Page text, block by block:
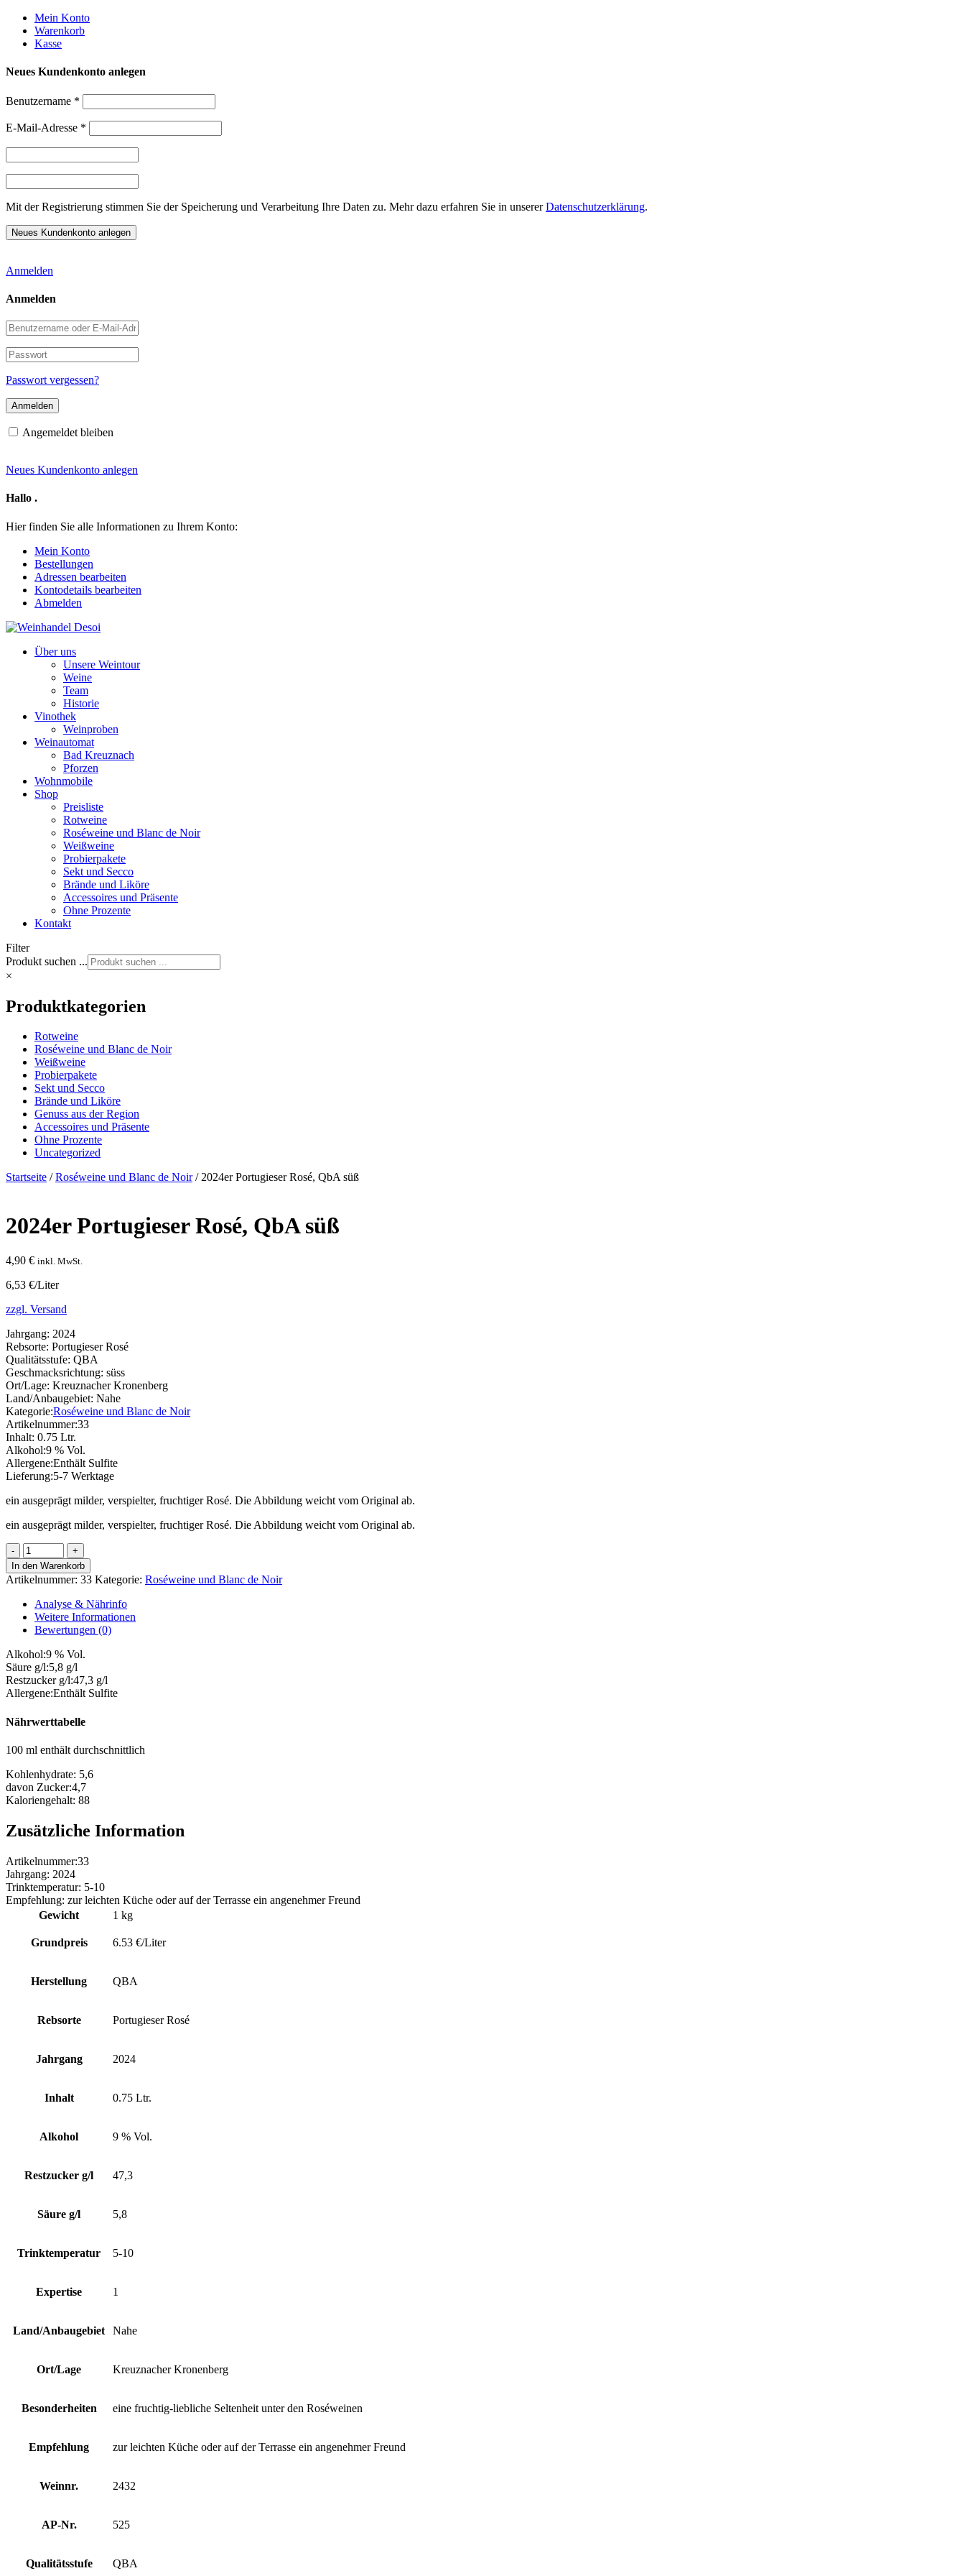
Weiter
zum
Inhalt
Mein Konto
Warenkorb
Kasse
Neues Kundenkonto anlegen
Benutzername *
E-Mail-Adresse *
Mit der Registrierung stimmen Sie der Speicherung und Verarbeitung Ihre Daten zu. Mehr dazu erfahren Sie in unsererDatenschutzerklärung.
Anmelden
Anmelden
Benutzername
oder
E-
Mail-
Adresse
Passwort
Passwort vergessen?
Angemeldet bleiben
Neues Kundenkonto anlegen
Hallo .
Hier finden Sie alle Informationen zu Ihrem Konto:
Mein Konto
Bestellungen
Adressen bearbeiten
Kontodetails bearbeiten
Abmelden
Über uns
Unsere Weintour
Weine
Team
Historie
Vinothek
Weinproben
Weinautomat
Bad Kreuznach
Pforzen
Wohnmobile
Shop
Preisliste
Rotweine
Roséweine und Blanc de Noir
Weißweine
Probierpakete
Sekt und Secco
Brände und Liköre
Accessoires und Präsente
Ohne Prozente
Kontakt
Filter
Produkt suchen ...
×
Produktkategorien
Rotweine
Roséweine und Blanc de Noir
Weißweine
Probierpakete
Sekt und Secco
Brände und Liköre
Genuss aus der Region
Accessoires und Präsente
Ohne Prozente
Uncategorized
Startseite /Roséweine und Blanc de Noir/ 2024er Portugieser Rosé, QbA süß
2024er Portugieser Rosé, QbA süß
4,90 € inkl. MwSt.
6,53 €/Liter
zzgl. Versand
Jahrgang: 2024
Rebsorte: Portugieser Rosé
Qualitätsstufe: QBA
Geschmacksrichtung: süss
Ort/Lage: Kreuznacher Kronenberg
Land/Anbaugebiet: Nahe
Kategorie:Roséweine und Blanc de Noir
Artikelnummer:33
Inhalt: 0.75 Ltr.
Alkohol:9 % Vol.
Allergene:Enthält Sulfite
Lieferung:5-7 Werktage
ein ausgeprägt milder, verspielter, fruchtiger Rosé. Die Abbildung weicht vom Original ab.
ein ausgeprägt milder, verspielter, fruchtiger Rosé. Die Abbildung weicht vom Original ab.
2024er
Portugieser
Rosé,
QbA
süß
Menge
In den Warenkorb
Artikelnummer: 33 Kategorie: Roséweine und Blanc de Noir
Analyse & Nährinfo
Weitere Informationen
Bewertungen (0)
Alkohol:9 % Vol.
Säure g/l:5,8 g/l
Restzucker g/l:47,3 g/l
Allergene:Enthält Sulfite
Nährwerttabelle
100 ml enthält durchschnittlich
Kohlenhydrate: 5,6
davon Zucker:4,7
Kaloriengehalt: 88
Zusätzliche Information
Artikelnummer:33
Jahrgang: 2024
Trinktemperatur: 5-10
Empfehlung: zur leichten Küche oder auf der Terrasse ein angenehmer Freund
Gewicht
1 kg
Grundpreis 6.53 €/Liter
Herstellung QBA
Rebsorte Portugieser Rosé
Jahrgang 2024
Inhalt 0.75 Ltr.
Alkohol 9 % Vol.
Restzucker g/l 47,3
Säure g/l 5,8
Trinktemperatur 5-10
Expertise 1
Land/Anbaugebiet Nahe
Ort/Lage Kreuznacher Kronenberg
Besonderheiten eine fruchtig-liebliche Seltenheit unter den Roséweinen
Empfehlung zur leichten Küche oder auf der Terrasse ein angenehmer Freund
Weinnr. 2432
AP-Nr. 525
Qualitätsstufe QBA